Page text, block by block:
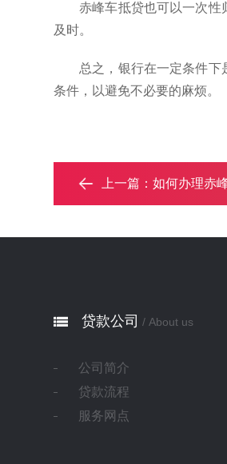
赤峰车抵贷也可以一次性
及时。
总之，银行在一定条件
条件，以避免不必要的麻烦。
上一篇：如何办理赤峰
贷款公司 / About us
公司简介
贷款流程
服务网点